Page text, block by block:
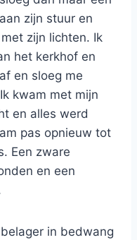
zijn stuur en
zijn lichten. Ik
het kerkhof en
en sloeg me
kwam met mijn
en alles werd
pas opnieuw tot
Een zware
en een
in bedwang